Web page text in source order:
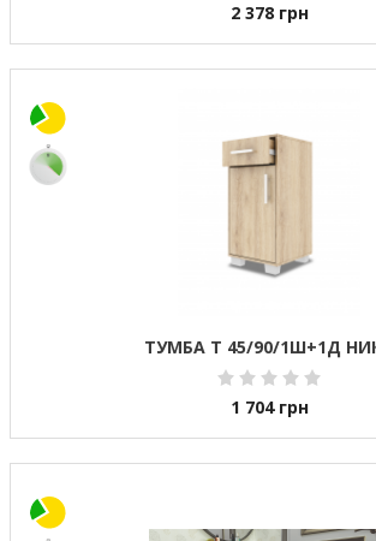
2 378 грн
ТУМБА Т 45/90/1Ш+1Д
1 704 грн